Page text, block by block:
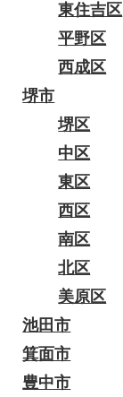
東住吉区
平野区
西成区
堺市
堺区
中区
東区
西区
南区
北区
美原区
池田市
箕面市
豊中市